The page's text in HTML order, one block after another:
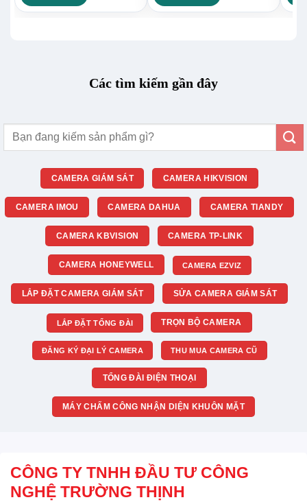
Các tìm kiếm gần đây
Tìm
CAMERA GIÁM SÁT CAMERA HIKVISION
CAMERA IMOU CAMERA DAHUA CAMERA TIANDY
CAMERA KBVISION CAMERA TP-LINK
CAMERA HONEYWELL CAMERA EZVIZ
LẮP ĐẶT CAMERA GIÁM SÁT SỬA CAMERA GIÁM SÁT
LẮP ĐẶT TỔNG ĐÀI TRỌN BỘ CAMERA
ĐĂNG KÝ ĐẠI LÝ CAMERA THU MUA CAMERA CŨ
TỔNG ĐÀI ĐIỆN THOẠI
MÁY CHẤM CÔNG NHẬN DIỆN KHUÔN MẶT
CÔNG TY TNHH ĐẦU TƯ CÔNG
NGHỆ TRƯỜNG THỊNH